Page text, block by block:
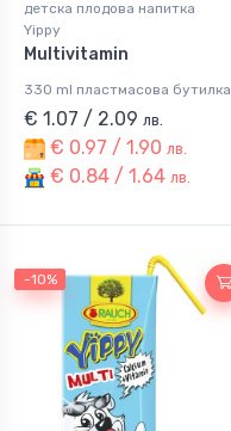
детска плодова напитка
Yippy
Multivitamin
330 ml пластмасова бутилка
€ 1.07 / 2.09 лв.
€ 0.97 / 1.90 лв.
€ 0.84 / 1.64 лв.
-10%